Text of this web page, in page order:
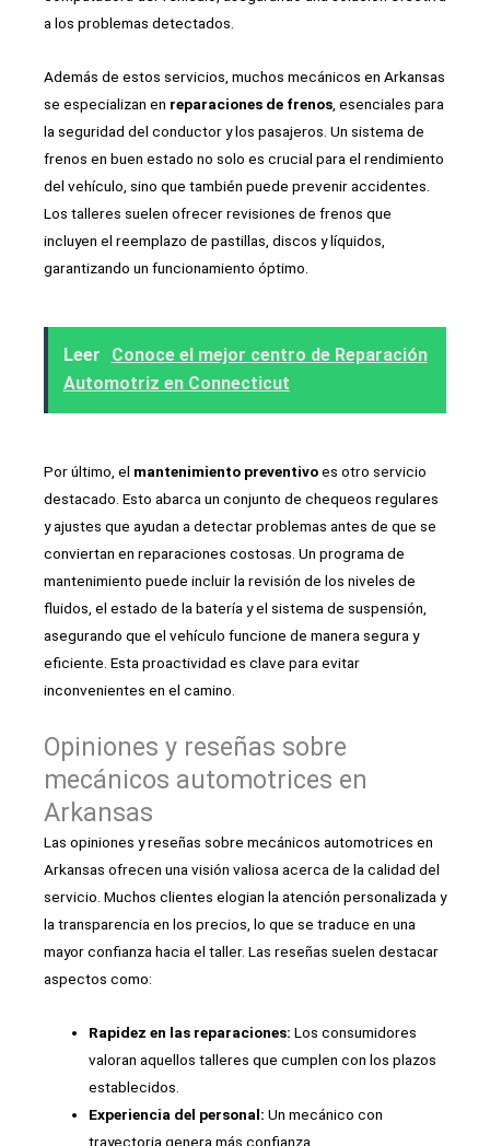
a los problemas detectados.
Además de estos servicios, muchos mecánicos en Arkansas
se especializan en reparaciones de frenos , esenciales para
la seguridad del conductor y los pasajeros. Un sistema de
frenos en buen estado no solo es crucial para el rendimiento
del vehículo, sino que también puede prevenir accidentes.
Los talleres suelen ofrecer revisiones de frenos que
incluyen el reemplazo de pastillas, discos y líquidos,
garantizando un funcionamiento óptimo.
Leer
Conoce el mejor centro de Reparación
Automotriz en Connecticut
Por último, el mantenimiento preventivoes otro servicio
destacado. Esto abarca un conjunto de chequeos regulares
y ajustes que ayudan a detectar problemas antes de que se
conviertan en reparaciones costosas. Un programa de
mantenimiento puede incluir la revisión de los niveles de
fluidos, el estado de la batería y el sistema de suspensión,
asegurando que el vehículo funcione de manera segura y
eficiente. Esta proactividad es clave para evitar
inconvenientes en el camino.
Opiniones y reseñas sobre
mecánicos automotrices en
Arkansas
Las opiniones y reseñas sobre mecánicos automotrices en
Arkansas ofrecen una visión valiosa acerca de la calidad del
servicio. Muchos clientes elogian la atención personalizada y
la transparencia en los precios, lo que se traduce en una
mayor confianza hacia el taller. Las reseñas suelen destacar
aspectos como:
Rapidez en las reparaciones: Los consumidores
valoran aquellos talleres que cumplen con los plazos
establecidos.
Experiencia del personal: Un mecánico con
trayectoria genera más confianza.